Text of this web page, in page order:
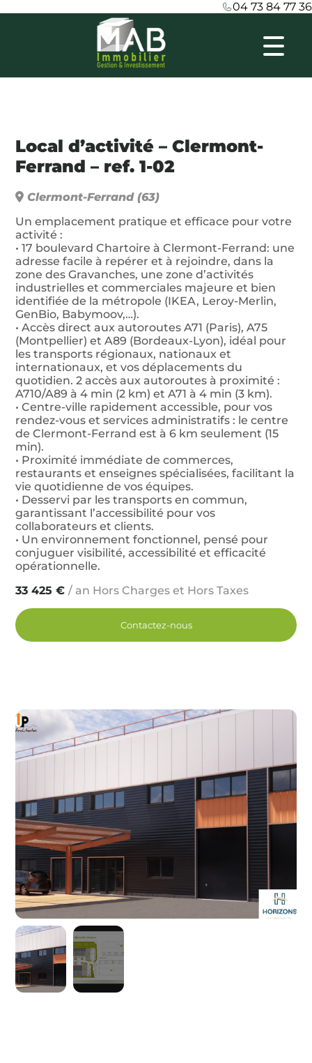
04 73 84 77 36
Local d’activité – Clermont-
Ferrand – ref. 1-02
Clermont-Ferrand(63)
Un emplacement pratique et efficace pour votre
activité :
• 17 boulevard Chartoire à Clermont-Ferrand: une
adresse facile à repérer et à rejoindre, dans la
zone des Gravanches, une zone d’activités
industrielles et commerciales majeure et bien
identifiée de la métropole (IKEA, Leroy-Merlin,
GenBio, Babymoov,…).
• Accès direct aux autoroutes A71 (Paris), A75
(Montpellier) et A89 (Bordeaux-Lyon), idéal pour
les transports régionaux, nationaux et
internationaux, et vos déplacements du
quotidien. 2 accès aux autoroutes à proximité :
A710/A89 à 4 min (2 km) et A71 à 4 min (3 km).
• Centre-ville rapidement accessible, pour vos
rendez-vous et services administratifs : le centre
de Clermont-Ferrand est à 6 km seulement (15
min).
• Proximité immédiate de commerces,
restaurants et enseignes spécialisées, facilitant la
vie quotidienne de vos équipes.
• Desservi par les transports en commun,
garantissant l’accessibilité pour vos
collaborateurs et clients.
• Un environnement fonctionnel, pensé pour
conjuguer visibilité, accessibilité et efficacité
opérationnelle.
33 425 €/ an Hors Charges et Hors Taxes
Contactez-nous